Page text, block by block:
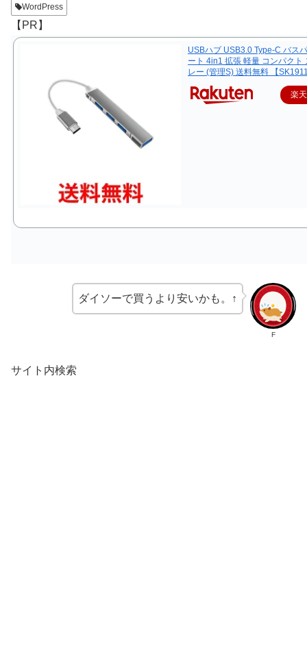
WordPress
【PR】
USBハブ USB3.0 Type-C バス
ート 4in1 拡張 軽量 コンパクト
レー (管理S) 送料無料 【
楽
F
ダイソーで買うより安いかも。↑
サイト内検索